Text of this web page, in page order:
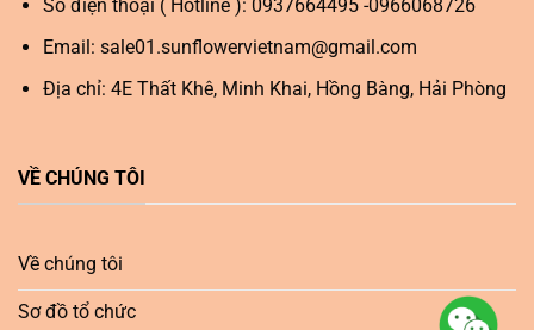
Số điện thoại ( Hotline ): 0937664495 -0966068726
Email: sale01.sunflowervietnam@gmail.com
Địa chỉ: 4E Thất Khê, Minh Khai, Hồng Bàng, Hải Phòng
VỀ CHÚNG TÔI
Về chúng tôi
Sơ đồ tổ chức